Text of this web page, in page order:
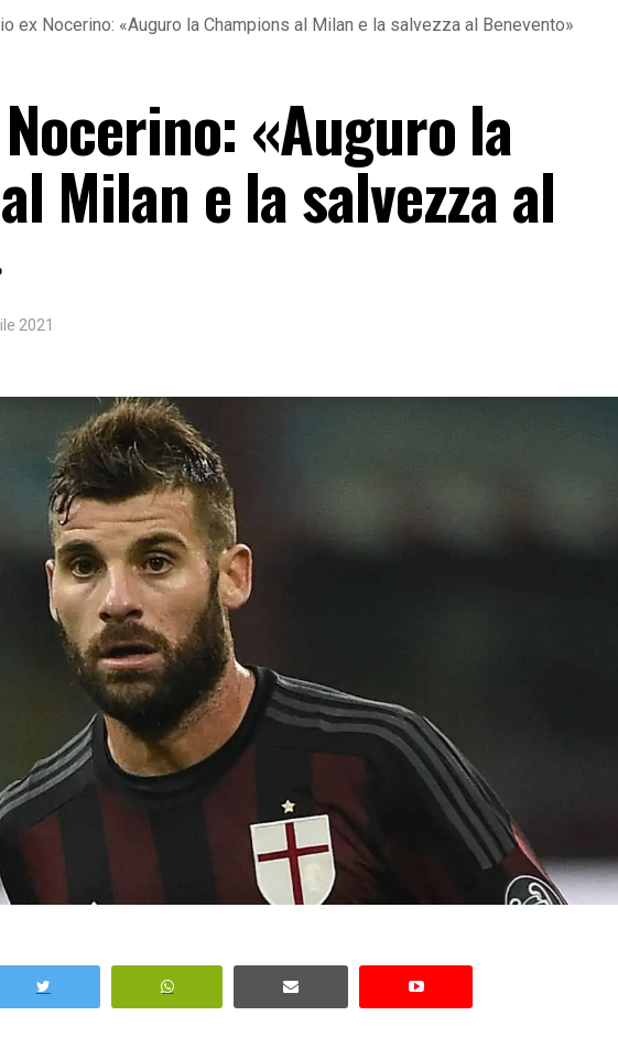
ex Nocerino: «Auguro la Champions al Milan e la salvezza al Benevento»
«Auguro la
Milan e la salvezza al
2021